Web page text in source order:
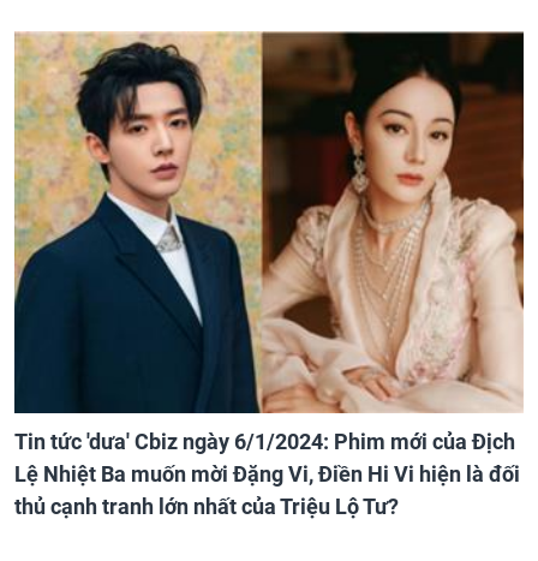
Tin tức 'dưa' Cbiz ngày 6/1/2024: Phim mới của Địch
Lệ Nhiệt Ba muốn mời Đặng Vi, Điền Hi Vi hiện là đối
thủ cạnh tranh lớn nhất của Triệu Lộ Tư?